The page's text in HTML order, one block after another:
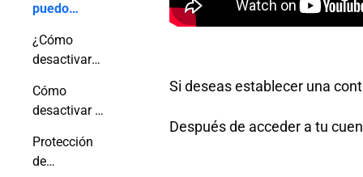
puedo
flipbook con
una
contraseña?
¿Cómo
desactivar
y la
impresión?
Cómo
desactivar el
compartido
fácilmente
Protección
de
Si deseas establecer una
Después de acceder a tu